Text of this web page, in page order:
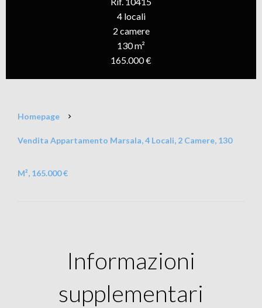
4 locali
2 camere
130 m²
165.000 €
Homepage
Vendita Appartamento Marsala, 4 Locali, 2 Camere, 130
M², 165.000 €
Informazioni
supplementari